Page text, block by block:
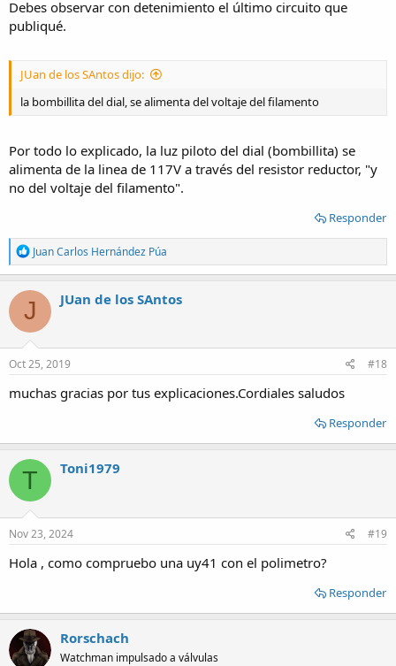
Debes observar con detenimiento el último circuito que
publiqué.
JUan de los SAntos dijo:
la bombillita del dial, se alimenta del voltaje del filamento
Por todo lo explicado, la luz piloto del dial (bombillita) se
alimenta de la linea de 117V a través del resistor reductor, "y
no del voltaje del filamento".
Responder
R
e
a
c
t
i
o
n
s
Juan Carlos Hernández Púa
J JUan de los SAntos
Oct 25, 2019 #18
muchas gracias por tus explicaciones.Cordiales saludos
Responder
T Toni1979
Nov 23, 2024 #19
Hola , como compruebo una uy41 con el polimetro?
Responder
Rorschach
Watchman impulsado a válvulas